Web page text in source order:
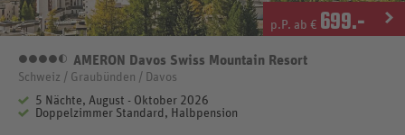
p.P. ab € 699.-
4,5 Sterne
AMERON Davos Swiss Mountain Resort
Schweiz / Graubünden / Davos
5 Nächte, August - Oktober 2026
Doppelzimmer Standard, Halbpension